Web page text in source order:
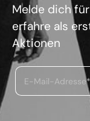
Melde dich
erfahre als
Aktionen
E-Mail-Adresse*